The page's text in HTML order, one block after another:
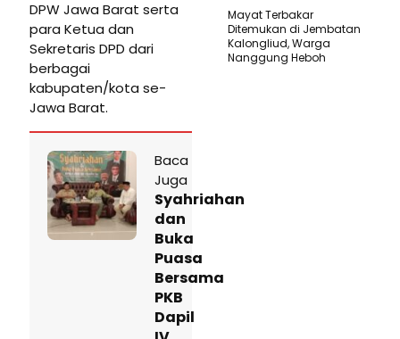
DPW Jawa Barat serta
para Ketua dan
Sekretaris DPD dari
berbagai
kabupaten/kota se-
Jawa Barat.
Baca
Juga
Syahriahan
dan
Buka
Puasa
Bersama
PKB
Dapil
Mayat Terbakar
Ditemukan di Jembatan
Kalongliud, Warga
Nanggung Heboh